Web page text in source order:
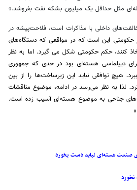
مثل حداقل یک میلیون بشکه نفت بفروشد.»
صنعت هسته‌ای نباید دست بخورد